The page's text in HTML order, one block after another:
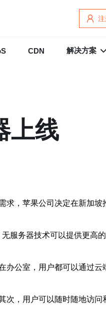
CDN 解决方案
上线
，苹果公司决定在新加
服务器技术可以提供更高
公室，用户都可以通过
，用户可以随时随地访